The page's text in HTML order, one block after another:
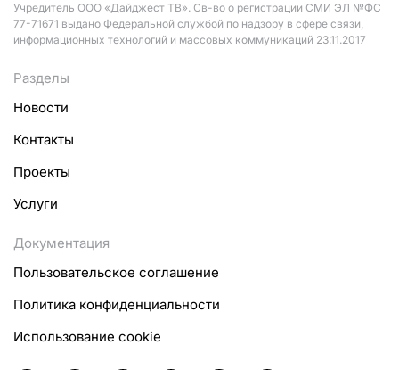
Учредитель ООО «Дайджест ТВ». Св-во о регистрации СМИ ЭЛ №ФС
77-71671 выдано Федеральной службой по надзору в сфере связи,
информационных технологий и массовых коммуникаций 23.11.2017
Разделы
Новости
Контакты
Проекты
Услуги
Документация
Пользовательское соглашение
Политика конфиденциальности
Использование cookie